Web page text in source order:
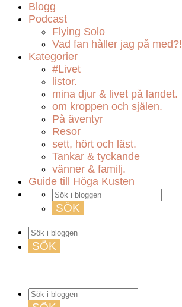
Blogg
Podcast
Flying Solo
Vad fan håller jag på med?!
Kategorier
#Livet
listor.
mina djur & livet på landet.
om kroppen och själen.
På äventyr
Resor
sett, hört och läst.
Tankar & tyckande
vänner & familj.
Guide till Höga Kusten